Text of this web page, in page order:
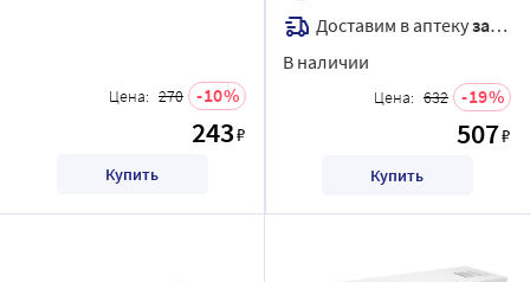
Цена: 270 10
243₽
Купить
Доставим в аптекузавтра
В наличии
Цена: 632 19
507₽
Купить